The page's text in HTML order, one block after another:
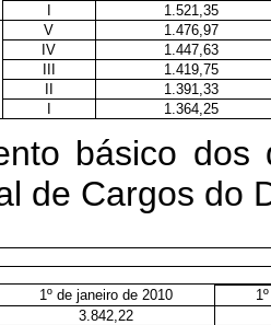
I
1.521,35
V
1.476,97
IV
1.447,63
III
1.419,75
II
1.391,33
I
1.364,25
básico
de Cargos do
1º de janeiro de 2010
3.842,22